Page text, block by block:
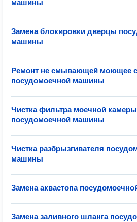
машины
Замена блокировки дверцы
машины
Ремонт не смывающей моющее
посудомоечной машины
Чистка фильтра моечной камеры
посудомоечной машины
Чистка разбрызгивателя
машины
Замена аквастопа
Замена заливного шланга